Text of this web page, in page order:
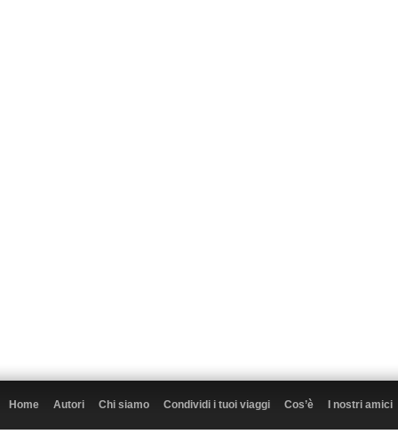
Home Autori Chi siamo Condividi i tuoi viaggi Cos’è I nostri amici